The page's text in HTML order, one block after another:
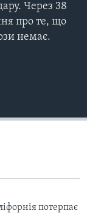
Через 38
про те, що
немає.
потерпає